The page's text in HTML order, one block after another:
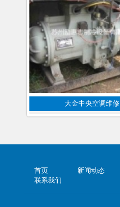
大金中央空调维修
首页 新闻动态
联系我们